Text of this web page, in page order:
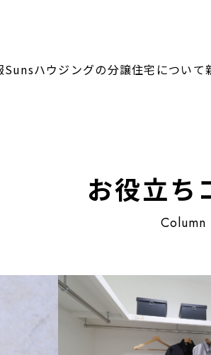
Sunsハウジングの分譲住宅について
お役立ち